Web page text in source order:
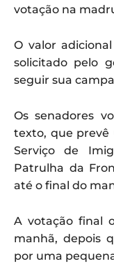
votação na
O valor
solicitado pelo
seguir sua
Os senadores
texto, que
Serviço de
Patrulha da
até o final do
A votação final
manhã, depois
por uma